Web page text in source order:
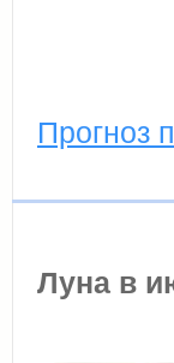
Прогноз
Луна в